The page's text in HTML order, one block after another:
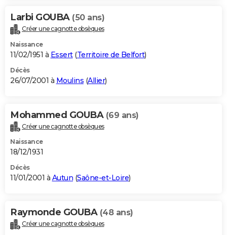
Larbi GOUBA (50 ans)
Créer une cagnotte obsèques
Naissance
11/02/1951 à Essert(Territoire de Belfort)
Décès
26/07/2001 à Moulins (Allier)
Mohammed GOUBA (69 ans)
Créer une cagnotte obsèques
Naissance
18/12/1931
Décès
11/01/2001 à Autun (Saône-et-Loire)
Raymonde GOUBA (48 ans)
Créer une cagnotte obsèques